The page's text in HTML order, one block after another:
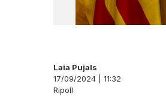
Laia Pujals
17/09/2024 | 11:32
Ripoll